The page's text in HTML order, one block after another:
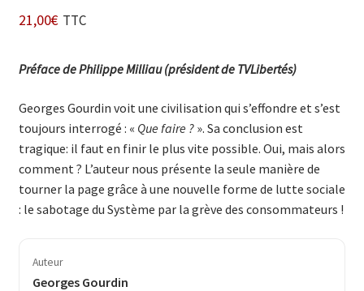
21,00€ TTC
Préface de Philippe Milliau (président de TVLibertés)
Georges Gourdin voit une civilisation qui s’effondre et s’est
toujours interrogé : « Que faire ?». Sa conclusion est
tragique: il faut en finir le plus vite possible. Oui, mais alors
comment ? L’auteur nous présente la seule manière de
tourner la page grâce à une nouvelle forme de lutte sociale
: le sabotage du Système par la grève des consommateurs !
Auteur
Georges Gourdin